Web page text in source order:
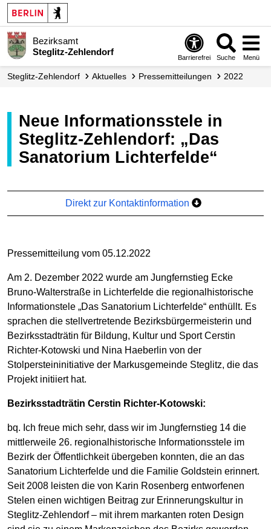
Bezirksamt
Steglitz-Zehlendorf
Barrierefrei Suche Menü
Steglitz-Zehlendorf Aktuelles Presse­mitteilungen 2022
Neue Informationsstele in
Steglitz-Zehlendorf: „Das
Sanatorium Lichterfelde“
Direkt zur Kontaktinformation
Pressemitteilung vom 05.12.2022
Am 2. Dezember 2022 wurde am Jungfernstieg Ecke
Bruno-Walterstraße in Lichterfelde die regionalhistorische
Informationstele „Das Sanatorium Lichterfelde“ enthüllt. Es
sprachen die stellvertretende Bezirksbürgermeisterin und
Bezirksstadträtin für Bildung, Kultur und Sport Cerstin
Richter-Kotowski und Nina Haeberlin von der
Stolpersteininitiative der Markusgemeinde Steglitz, die das
Projekt initiiert hat.
Bezirksstadträtin Cerstin Richter-Kotowski:
bq. Ich freue mich sehr, dass wir im Jungfernstieg 14 die
mittlerweile 26. regionalhistorische Informationsstele im
Bezirk der Öffentlichkeit übergeben konnten, die an das
Sanatorium Lichterfelde und die Familie Goldstein erinnert.
Seit 2008 leisten die von Karin Rosenberg entworfenen
Stelen einen wichtigen Beitrag zur Erinnerungskultur in
Steglitz-Zehlendorf – mit ihrem markanten roten Design